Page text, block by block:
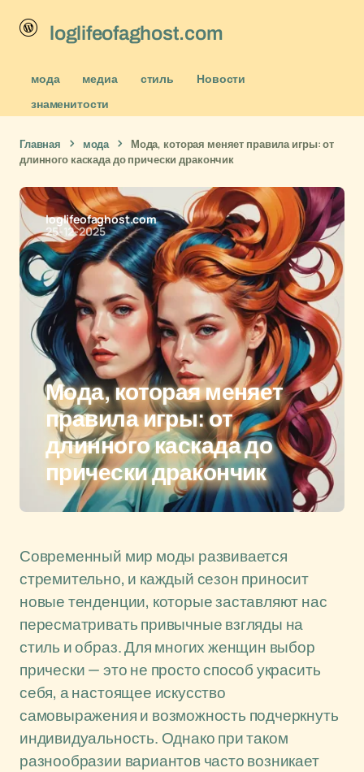
loglifeofaghost.com
мода медиа стиль
Новости
знаменитости
Главная мода
Мода, которая меняет правила игры: от
длинного каскада до прически дракончик
loglifeofaghost.com
25-12-2025
Мода, которая меняет
правила игры: от
длинного каскада до
прически дракончик
Современный мир моды развивается
стремительно, и каждый сезон приносит
новые тенденции, которые заставляют нас
пересматривать привычные взгляды на
стиль и образ. Для многих женщин выбор
прически — это не просто способ украсить
себя, а настоящее искусство
самовыражения и возможность подчеркнуть
индивидуальность. Однако при таком
разнообразии вариантов часто возникает